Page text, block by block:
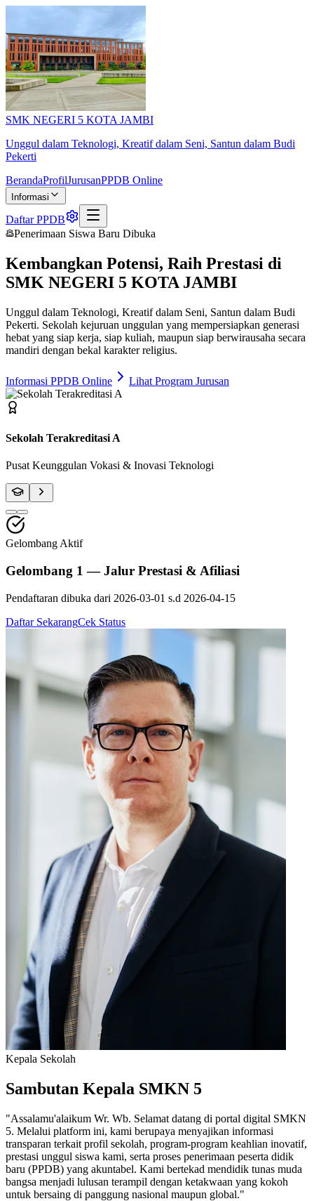
SMK NEGERI 5 KOTA JAMBI
Unggul dalam Teknologi, Kreatif dalam Seni, Santun dalam Budi
Pekerti
BerandaProfilJurusanPPDB Online
Informasi
Daftar PPDB
Penerimaan Siswa Baru Dibuka
Kembangkan Potensi, Raih Prestasi di
SMK NEGERI 5 KOTA JAMBI
Unggul dalam Teknologi, Kreatif dalam Seni, Santun dalam Budi
Pekerti. Sekolah kejuruan unggulan yang mempersiapkan generasi
hebat yang siap kerja, siap kuliah, maupun siap berwirausaha secara
mandiri dengan bekal karakter religius.
Informasi PPDB Online Lihat Program Jurusan
Fasilitas Bengkel Modern
Praktik Berstandar Industri & Sertifikasi Profesi
Gelombang Aktif
Gelombang 1 — Jalur Prestasi & Afiliasi
Pendaftaran dibuka dari 2026-03-01 s.d 2026-04-15
Daftar SekarangCek Status
Kepala Sekolah
Sambutan Kepala SMKN 5
"Assalamu'alaikum Wr. Wb. Selamat datang di portal digital SMKN
5. Melalui platform ini, kami berupaya menyajikan informasi
transparan terkait profil sekolah, program-program keahlian inovatif,
prestasi unggul siswa kami, serta proses penerimaan peserta didik
baru (PPDB) yang akuntabel. Kami bertekad mendidik tunas muda
bangsa menjadi lulusan terampil dengan ketakwaan yang kokoh
untuk bersaing di panggung nasional maupun global."